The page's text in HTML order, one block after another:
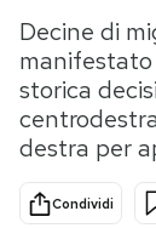
Internet
Scienza
Cultura
Economia
Sport
Decine di
storica
destra per
Condividi